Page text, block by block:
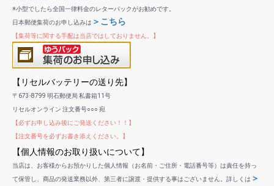
※小型でしたら全国一律料金のレターパックがお勧めです。
日本郵便集荷のお申し込みは ＞こちら
【集荷等に関する手配は当店ではしておりません。】
【リセルバッテリーの送り先】
〒673-8799 明石郵便局 私書箱11号
リセルオンライン 注文番号○○○ 宛
【必ずお申し込み後にご発送ください！！】
【注文番号を必ずお書き添えください。】
【個人情報のお取り扱いについて】
当店は、お客様からお預かりした個人情報（お名前・ご住所・電話番号等）は責任を持っ
て保管し、商品の発送業務以外、第三者に譲渡・提供する事はございません。詳しくは ＞